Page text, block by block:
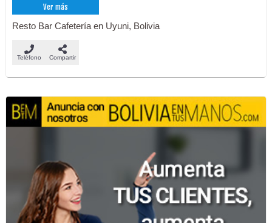
Ver más
Resto Bar Cafetería en Uyuni, Bolivia
Teléfono Compartir